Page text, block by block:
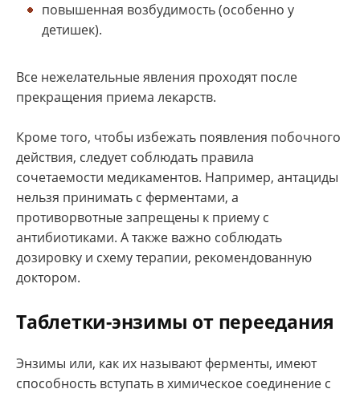
повышенная возбудимость (особенно у
детишек).
Все нежелательные явления проходят после
прекращения приема лекарств.
Кроме того, чтобы избежать появления побочного
действия, следует соблюдать правила
сочетаемости медикаментов. Например, антациды
нельзя принимать с ферментами, а
противорвотные запрещены к приему с
антибиотиками. А также важно соблюдать
дозировку и схему терапии, рекомендованную
доктором.
Таблетки-энзимы от переедания
Энзимы или, как их называют ферменты, имеют
способность вступать в химическое соединение с